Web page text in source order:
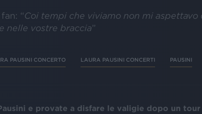
“ Coi tempi che viviamo non mi aspettavo
nelle vostre braccia”
PAUSINI CONCERTO LAURA PAUSINI CONCERTI PAUSINI
e provate a disfare le valigie dopo un tour